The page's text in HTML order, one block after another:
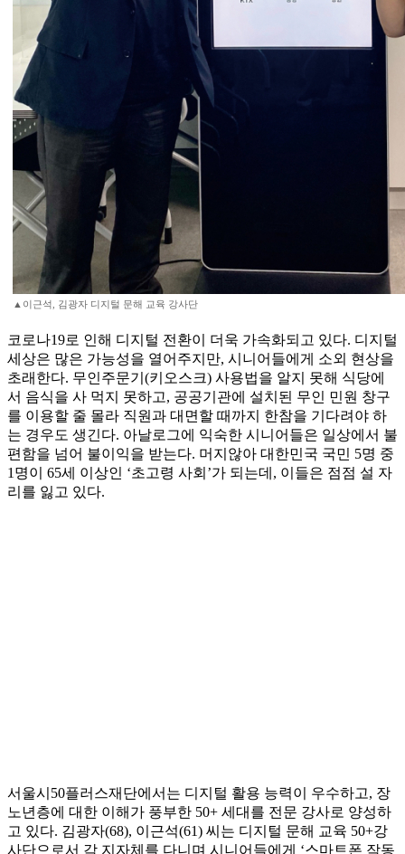
▲이근석, 김광자 디지털 문해 교육 강사단
코로나19로 인해 디지털 전환이 더욱 가속화되고 있다. 디지털
세상은 많은 가능성을 열어주지만, 시니어들에게 소외 현상을
초래한다. 무인주문기(키오스크) 사용법을 알지 못해 식당에
서 음식을 사 먹지 못하고, 공공기관에 설치된 무인 민원 창구
를 이용할 줄 몰라 직원과 대면할 때까지 한참을 기다려야 하
는 경우도 생긴다. 아날로그에 익숙한 시니어들은 일상에서 불
편함을 넘어 불이익을 받는다. 머지않아 대한민국 국민 5명 중
1명이 65세 이상인 ‘초고령 사회’가 되는데, 이들은 점점 설 자
리를 잃고 있다.
서울시50플러스재단에서는 디지털 활용 능력이 우수하고, 장
노년층에 대한 이해가 풍부한 50+ 세대를 전문 강사로 양성하
고 있다. 김광자(68), 이근석(61) 씨는 디지털 문해 교육 50+강
사단으로서 각 지자체를 다니며 시니어들에게 ‘스마트폰 작동